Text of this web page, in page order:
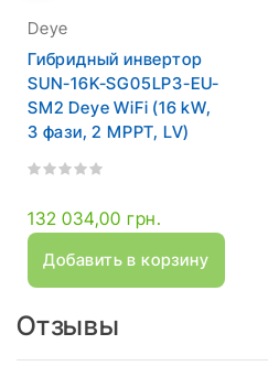
Deye
Гибридный инвертор
SUN-16K-SG05LP3-EU-
SM2 Deye WiFi (16 kW,
3 фази, 2 MPPT, LV)
132 034,00 грн.
Добавить в корзину
Отзывы